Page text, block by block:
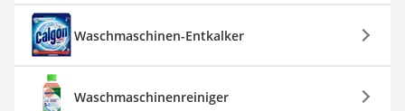
Waschmaschinen-Entkalker
Waschmaschinenreiniger